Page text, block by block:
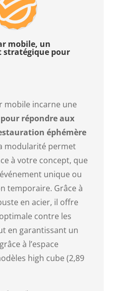
mobile, un
stratégique pour
mobile incarne une
répondre aux
éphémère
modularité permet
à votre concept, que
unique ou
temporaire. Grâce à
en acier, il offre
contre les
en garantissant un
à l’espace
high cube (2,89